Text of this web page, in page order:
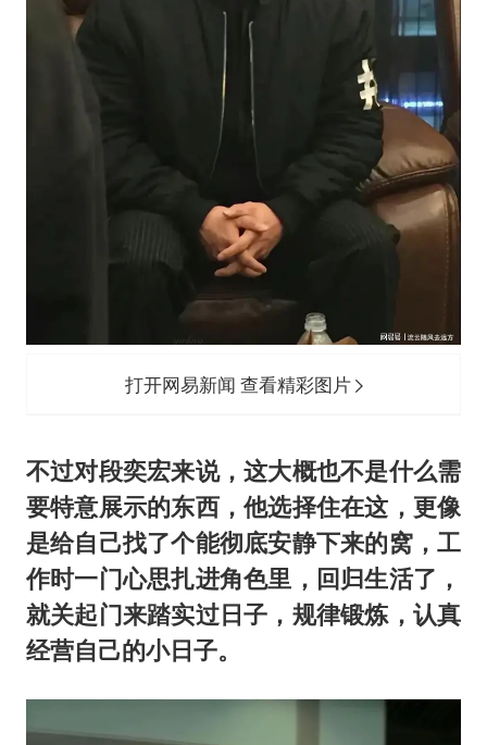
打开网易新闻 查看精彩图片
不过对段奕宏来说，这大概也不是什么需
要特意展示的东西，他选择住在这，更像
是给自己找了个能彻底安静下来的窝，工
作时一门心思扎进角色里，回归生活了，
就关起门来踏实过日子，规律锻炼，认真
经营自己的小日子。